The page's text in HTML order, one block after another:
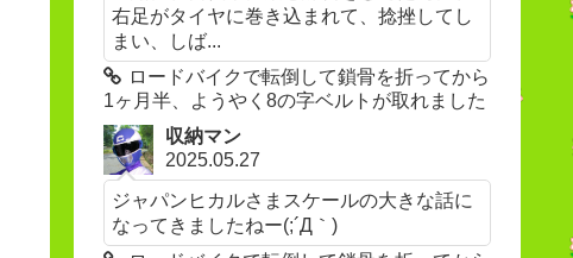
右足がタイヤに巻き込まれて、捻挫してし
まい、しば...
ロードバイクで転倒して鎖骨を折ってから
1ヶ月半、ようやく8の字ベルトが取れました
収納マン
2025.05.27
ジャパンヒカルさまスケールの大きな話に
なってきましたねー(;´Д｀)